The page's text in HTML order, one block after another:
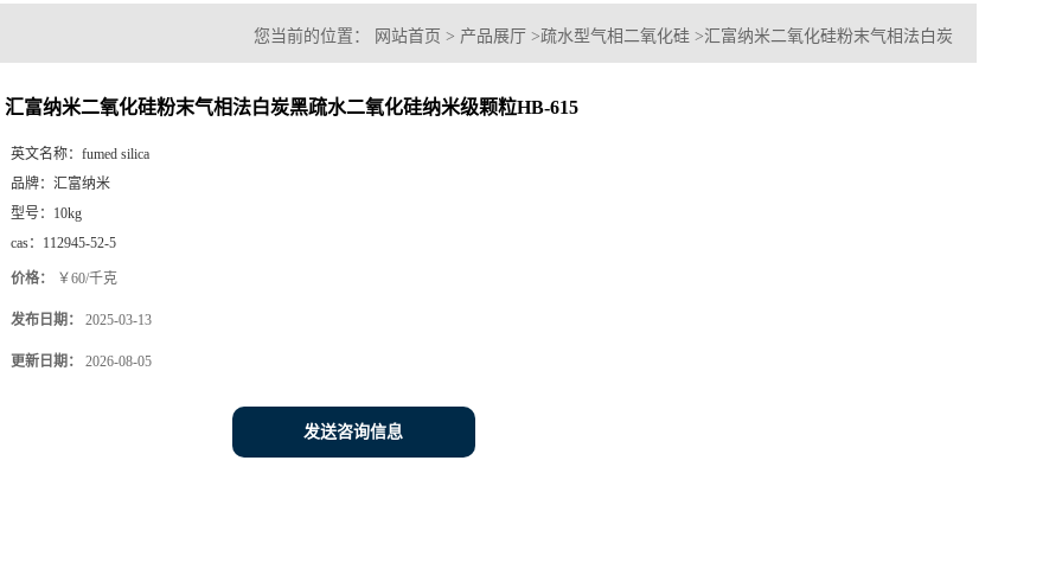
您当前的位置： 网站首页 > 产品展厅 >疏水型气相二氧化硅 >汇富纳米二氧化硅粉末气相法白炭
汇富纳米二氧化硅粉末气相法白炭黑疏水二氧化硅纳米级颗粒HB-615
英文名称： fumed silica
品牌： 汇富纳米
型号： 10kg
cas： 112945-52-5
价格： ￥60/千克
发布日期： 2025-03-13
更新日期： 2026-08-05
发送咨询信息